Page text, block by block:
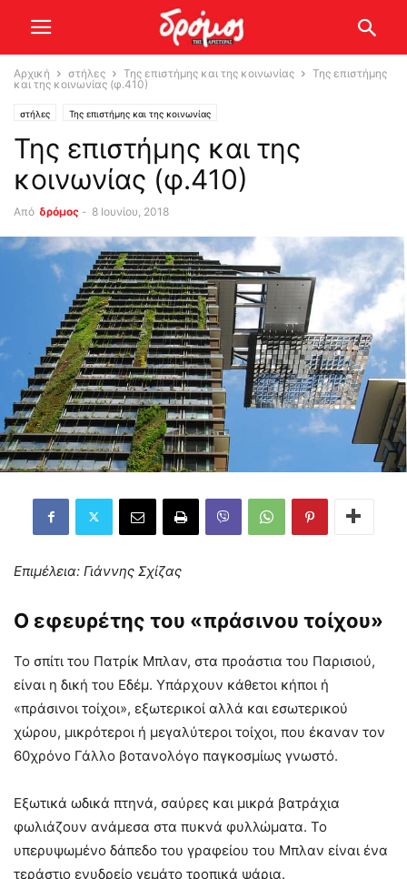
Αρχική στήλες Της επιστήμης και της κοινωνίας
Της επιστήμης
και της κοινωνίας (φ.410)
στήλες Της επιστήμης και της κοινωνίας
Της επιστήμης και της
κοινωνίας (φ.410)
Από δρόμος - 8 Ιουνίου, 2018
Επιμέλεια: Γιάννης Σχίζας
Ο εφευρέτης του «πράσινου τοίχου»
Το σπίτι του Πατρίκ Μπλαν, στα προάστια του Παρισιού,
είναι η δική του Εδέμ. Υπάρχουν κάθετοι κήποι ή
«πράσινοι τοίχοι», εξωτερικοί αλλά και εσωτερικού
χώρου, μικρότεροι ή μεγαλύτεροι τοίχοι, που έκαναν τον
60χρόνο Γάλλο βοτανολόγο παγκοσμίως γνωστό.
Εξωτικά ωδικά πτηνά, σαύρες και μικρά βατράχια
φωλιάζουν ανάμεσα στα πυκνά φυλλώματα. Το
υπερυψωμένο δάπεδο του γραφείου του Μπλαν είναι ένα
τεράστιο ενυδρείο γεμάτο τροπικά ψάρια.